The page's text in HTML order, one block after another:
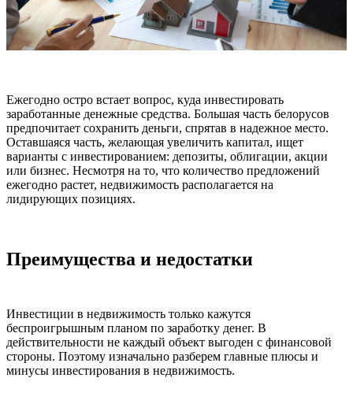
Ежегодно остро встает вопрос, куда инвестировать
заработанные денежные средства. Большая часть белорусов
предпочитает сохранить деньги, спрятав в надежное место.
Оставшаяся часть, желающая увеличить капитал, ищет
варианты с инвестированием: депозиты, облигации, акции
или бизнес. Несмотря на то, что количество предложений
ежегодно растет, недвижимость располагается на
лидирующих позициях.
Преимущества и недостатки
Инвестиции в недвижимость только кажутся
беспроигрышным планом по заработку денег. В
действительности не каждый объект выгоден с финансовой
стороны. Поэтому изначально разберем главные плюсы и
минусы инвестирования в недвижимость.